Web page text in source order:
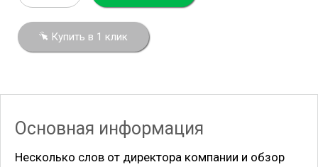
Купить в 1 клик
Основная информация
Несколько слов от директора компании и обзор